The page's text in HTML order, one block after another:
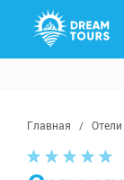
Главная / Отели